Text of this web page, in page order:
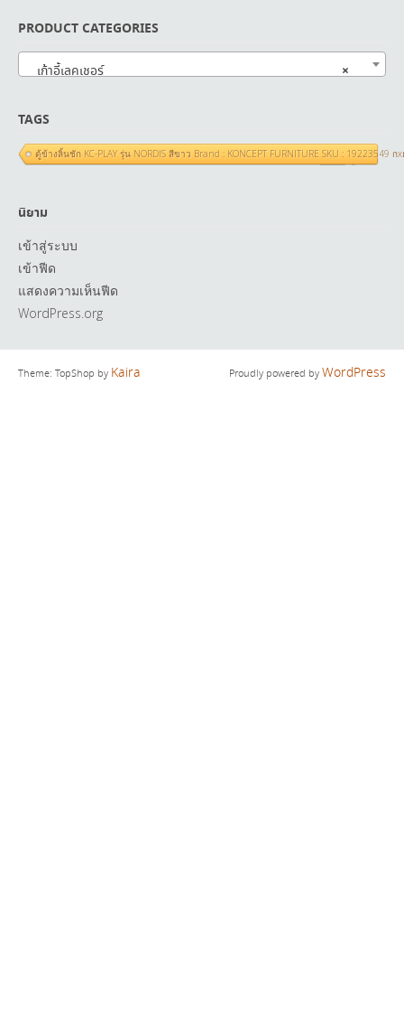
PRODUCT CATEGORIES
×
เก้าอี้เลคเชอร์
TAGS
ตู้ข้างลิ้นชัก KC-PLAY รุ่น NORDIS สีขาว Brand : KONCEPT FURNITURE SKU : 19223549 ก
นิยาม
เข้าสู่ระบบ
เข้าฟีด
แสดงความเห็นฟีด
WordPress.org
Theme: TopShop by Kaira Proudly powered byWordPress